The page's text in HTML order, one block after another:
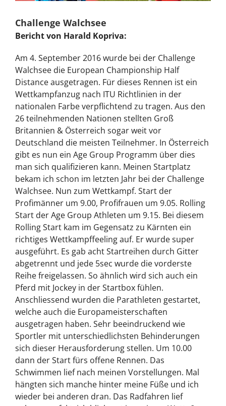
Challenge Walchsee
Bericht von Harald Kopriva:
Am 4. September 2016 wurde bei der Challenge
Walchsee die European Championship Half
Distance ausgetragen. Für dieses Rennen ist ein
Wettkampfanzug nach ITU Richtlinien in der
nationalen Farbe verpflichtend zu tragen. Aus den
26 teilnehmenden Nationen stellten Groß
Britannien & Österreich sogar weit vor
Deutschland die meisten Teilnehmer. In Österreich
gibt es nun ein Age Group Programm über dies
man sich qualifizieren kann. Meinen Startplatz
bekam ich schon im letzten Jahr bei der Challenge
Walchsee. Nun zum Wettkampf. Start der
Profimänner um 9.00, Profifrauen um 9.05. Rolling
Start der Age Group Athleten um 9.15. Bei diesem
Rolling Start kam im Gegensatz zu Kärnten ein
richtiges Wettkampffeeling auf. Er wurde super
ausgeführt. Es gab acht Startreihen durch Gitter
abgetrennt und jede 5sec wurde die vorderste
Reihe freigelassen. So ähnlich wird sich auch ein
Pferd mit Jockey in der Startbox fühlen.
Anschliessend wurden die Parathleten gestartet,
welche auch die Europameisterschaften
ausgetragen haben. Sehr beeindruckend wie
Sportler mit unterschiedlichsten Behinderungen
sich dieser Herausforderung stellen. Um 10.00
dann der Start fürs offene Rennen. Das
Schwimmen lief nach meinen Vorstellungen. Mal
hängten sich manche hinter meine Füße und ich
wieder bei anderen dran. Das Radfahren lief